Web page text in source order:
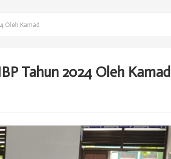
Oleh Kamad
Tahun 2024 Oleh Kamad